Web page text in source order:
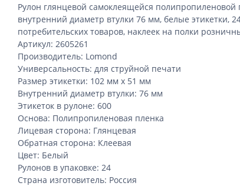
Рулон глянцевой самоклеящейся полипропиленовой
внутренний диаметр втулки 76 мм, белые этикетки,
потребительских товаров, наклеек на полки
Артикул: 2605261
Производитель: Lomond
Универсальность: для струйной печати
Размер этикетки: 102 мм х 51 мм
Внутренний диаметр втулки: 76 мм
Этикеток в рулоне: 600
Основа: Полипропиленовая пленка
Лицевая сторона: Глянцевая
Обратная сторона: Клеевая
Цвет: Белый
Рулонов в упаковке: 24
Страна изготовитель: Россия